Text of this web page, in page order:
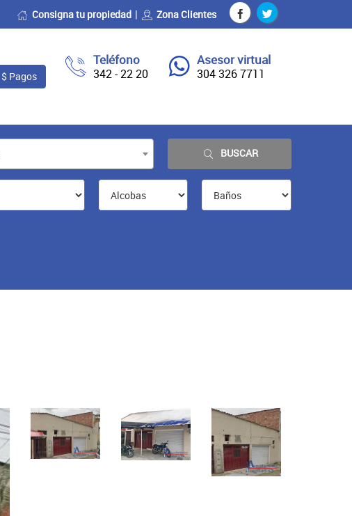
Consigna tu propiedad Zona Clientes
Teléfono
342 - 22 20
Asesor virtual
304 326 7711
$ Pagos
BUSCAR